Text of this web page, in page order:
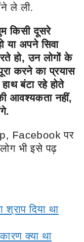
ले ली.
किसी दूसरे
या अपने सिवा
हो, उन लोगों के
करने का प्रयास
बंटा रहे होते
आवश्यकता नहीं,
Facebook पर
भी इसे पढ़
श्राप दिया था
क्या था